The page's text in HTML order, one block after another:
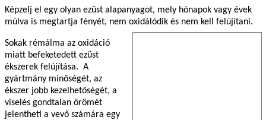
Képzelj el egy olyan ezüst alapanyagot, mely hónapok vagy évek
múlva is megtartja fényét, nem oxidálódik és nem kell felújítani.
Sokak rémálma az oxidáció
miatt befeketedett ezüst
ékszerek felújítása. A
gyártmány minőségét, az
ékszer jobb kezelhetőségét, a
viselés gondtalan örömét
jelentheti a vevő számára egy